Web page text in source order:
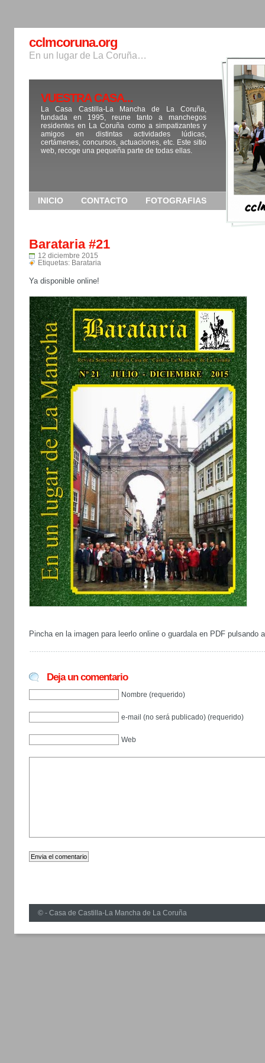
cclmcoruna.org
En un lugar de La Coruña…
VUESTRA CASA...
La Casa Castilla-La Mancha de La Coruña,
fundada en 1995, reune tanto a manchegos
residentes en La Coruña como a simpatizantes y
amigos en distintas actividades lúdicas,
certámenes, concursos, actuaciones, etc. Este sitio
web, recoge una pequeña parte de todas ellas.
INICIO CONTACTO FOTOGRAFIAS
Barataria #21
12 diciembre 2015
Etiquetas: Barataria
Ya disponible online!
Pincha en la imagen para leerlo online o guardala en PDF pulsando
Deja un comentario
Nombre (requerido)
e-mail (no será publicado) (requerido)
Web
© - Casa de Castilla-La Mancha de La Coruña